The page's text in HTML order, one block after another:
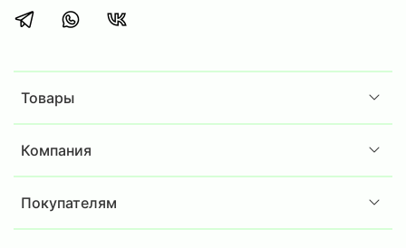
Товары
Компания
Покупателям